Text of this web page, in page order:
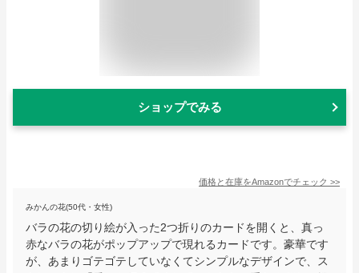
ショップでみる
価格と在庫をAmazonでチェック >>
みかんの花(50代・女性)
バラの花の切り絵が入った2つ折りのカードを開くと、真っ
赤なバラの花がポップアップで現れるカードです。豪華です
が、あまりゴテゴテしていなくてシンプルなデザインで、ス